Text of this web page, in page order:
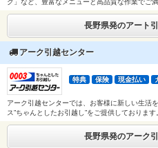
ク」など、豊富なメニューと高品質な作業でご
長野県発のアート
アーク引越センター
特典 保険 現金払い
アーク引越センターでは、お客様に新しい生活
ス”ちゃんとしたお引越し”をご提供しております
長野県発のアーク